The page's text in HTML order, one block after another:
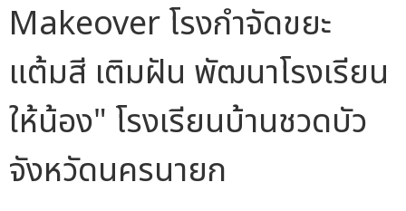
Makeover โรงกำจัดขยะ
แต้มสี เติมฝัน พัฒนาโรงเรียน
ให้น้อง" โรงเรียนบ้านชวดบัว
จังหวัดนครนายก